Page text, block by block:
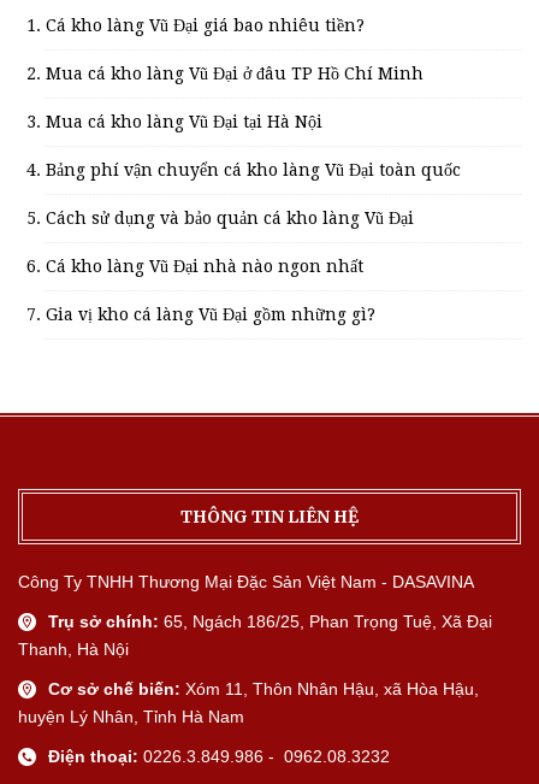
Cá kho làng Vũ Đại giá bao nhiêu tiền?
Mua cá kho làng Vũ Đại ở đâu TP Hồ Chí Minh
Mua cá kho làng Vũ Đại tại Hà Nội
Bảng phí vận chuyển cá kho làng Vũ Đại toàn quốc
Cách sử dụng và bảo quản cá kho làng Vũ Đại
Cá kho làng Vũ Đại nhà nào ngon nhất
Gia vị kho cá làng Vũ Đại gồm những gì?
THÔNG TIN LIÊN HỆ
Công Ty TNHH Thương Mại Đặc Sản Việt Nam - DASAVINA
Trụ sở chính: 65, Ngách 186/25, Phan Trọng Tuệ, Xã Đại
Thanh, Hà Nội
Cơ sở chế biến: Xóm 11, Thôn Nhân Hậu, xã Hòa Hậu,
huyện Lý Nhân, Tỉnh Hà Nam
Điện thoại: 0226.3.849.986 - 0962.08.3232